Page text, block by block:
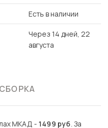
Есть в наличии
Через 14 дней, 22
августа
СБОРКА
МКАД - 1499 руб. За